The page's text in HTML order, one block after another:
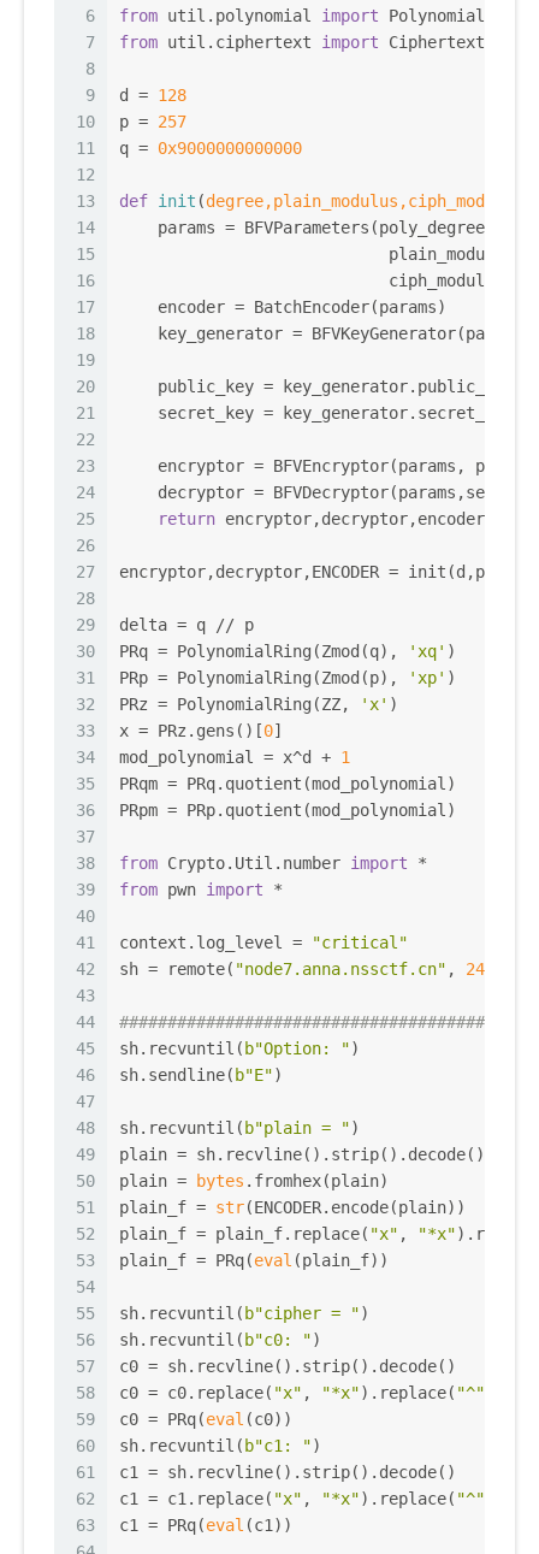
6
7
8
9
10
11
12
13
14
15
16
17
18
19
20
21
22
23
24
25
26
27
28
29
30
31
32
33
34
35
36
37
38
39
40
41
42
43
44
45
46
47
48
49
50
51
52
53
54
55
56
57
58
59
60
61
62
63
from util.polynomial import Polynomial
from util.ciphertext import Ciphertext
d = 128
p = 257
q = 0x9000000000000
def init (degree,plain_modulus,ciph_modulus
params =
    encoder = BatchEncoder(params)
    key_generator = BFVKeyGenerator(params)
    public_key = key_generator.public_key
    secret_key = key_generator.secret_key
encryptor = BFVEncryptor(params,
decryptor =
return encryptor,decryptor,encoder
encryptor,decryptor,ENCODER = init(d,p,q)
delta = q // p
PRq = PolynomialRing(Zmod(q),
'xq' )
PRp = PolynomialRing(Zmod(p),
'xp' )
PRz = PolynomialRing(ZZ,
'x' )
x = PRz.gens()[0]
mod_polynomial = x^d + 1
PRqm = PRq.quotient(mod_polynomial)
PRpm = PRp.quotient(mod_polynomial)
from Crypto.Util.number import *
from pwn import *
context.log_level =
"critical"
sh = remote( "node7.anna.nssctf.cn" , 24345
sh.recvuntil( b"Option: ")
sh.sendline( b"E")
sh.recvuntil( b"plain = ")
plain = sh.recvline().strip().decode()
plain =
bytes .fromhex(plain)
plain_f = str(ENCODER.encode(plain))
plain_f = plain_f.replace( "x" , "*x"
plain_f = PRq(eval (plain_f))
sh.recvuntil( b"cipher = ")
sh.recvuntil( b"c0: ")
c0 = sh.recvline().strip().decode()
c0 = c0.replace( "x" , "*x").replace( "^"
c0 = PRq(eval (c0))
sh.recvuntil( b"c1: ")
c1 = sh.recvline().strip().decode()
c1 = c1.replace( "x" , "*x").replace( "^"
c1 = PRq(eval (c1))